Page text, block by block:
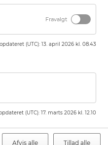
sundhedsstrukturreformen
— hvad betyder
af læger fremover?
Fravalgt
(UTC): 13. april 2026 kl. 08.43
(UTC): 17. marts 2026 kl. 12.10
Afvis alle Tillad alle